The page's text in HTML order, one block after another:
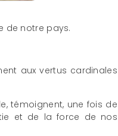
de notre pays.
aux vertus cardinales
témoignent, une fois de
et de la force de nos